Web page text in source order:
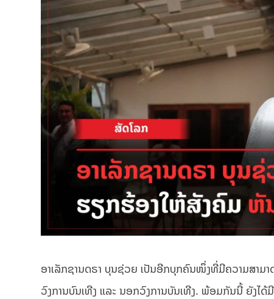
ອາເລັກຊານດຣາ ບຸນຊ່ວຍ ເປັນອີກບຸກຄົນໜຶ່ງທີ່ມີຄວາມສາມາດ
ວົງການບົນເທີງ ແລະ ນອກວົງການບັນເທີງ. ພ້ອມກັນນີ້ ຍັງໄ